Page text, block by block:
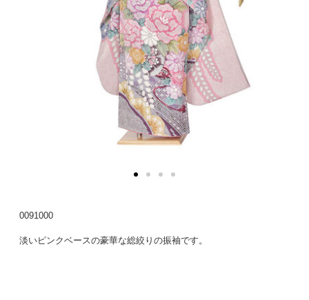
0091000
淡いピンクベースの豪華な総絞りの振袖です。